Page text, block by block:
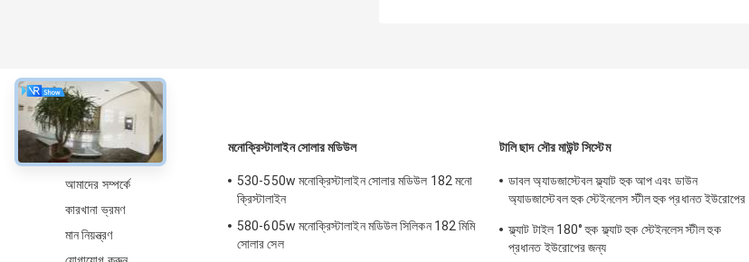
সম্বন্ধে
আমাদের সম্পর্কে
কারখানা ভ্রমণ
মান নিয়ন্ত্রণ
মনোক্রিস্টালাইন সোলার মডিউল
530-550w মনোক্রিস্টালাইন সোলার মডিউল 182 মনো
ক্রিস্টালাইন
580-605w মনোক্রিস্টালাইন মডিউল সিলিকন 182 মিমি
সোলার সেল
টালি ছাদ সৌর মাউন্ট সিস্টেম
ডাবল অ্যাডজাস্টেবল ফ্ল্যাট হুক আপ এবং ডাউন
অ্যাডজাস্টেবল হুক স্টেইনলেস স্টীল হুক প্রধানত ইউরোপের
ফ্ল্যাট টাইল 180° হুক ফ্ল্যাট হুক স্টেইনলেস স্টীল হুক
প্রধানত ইউরোপের জন্য